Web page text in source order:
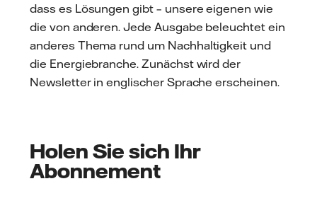
dass es Lösungen gibt – unsere eigenen wie
die von anderen. Jede Ausgabe beleuchtet ein
anderes Thema rund um Nachhaltigkeit und
die Energiebranche. Zunächst wird der
Newsletter in englischer Sprache erscheinen.
Holen Sie sich Ihr
Abonnement